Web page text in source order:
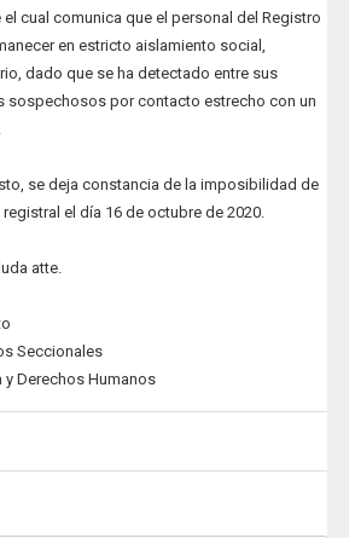
cual comunica que el personal del Registro
en estricto aislamiento social,
dado que se ha detectado entre sus
sospechosos por contacto estrecho con un
se deja constancia de la imposibilidad de
el día 16 de octubre de 2020.
atte.
Seccionales
Derechos Humanos